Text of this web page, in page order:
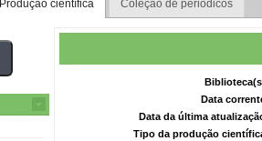
Produção científica Coleção de periódicos
Data
Data da última
Tipo da produção